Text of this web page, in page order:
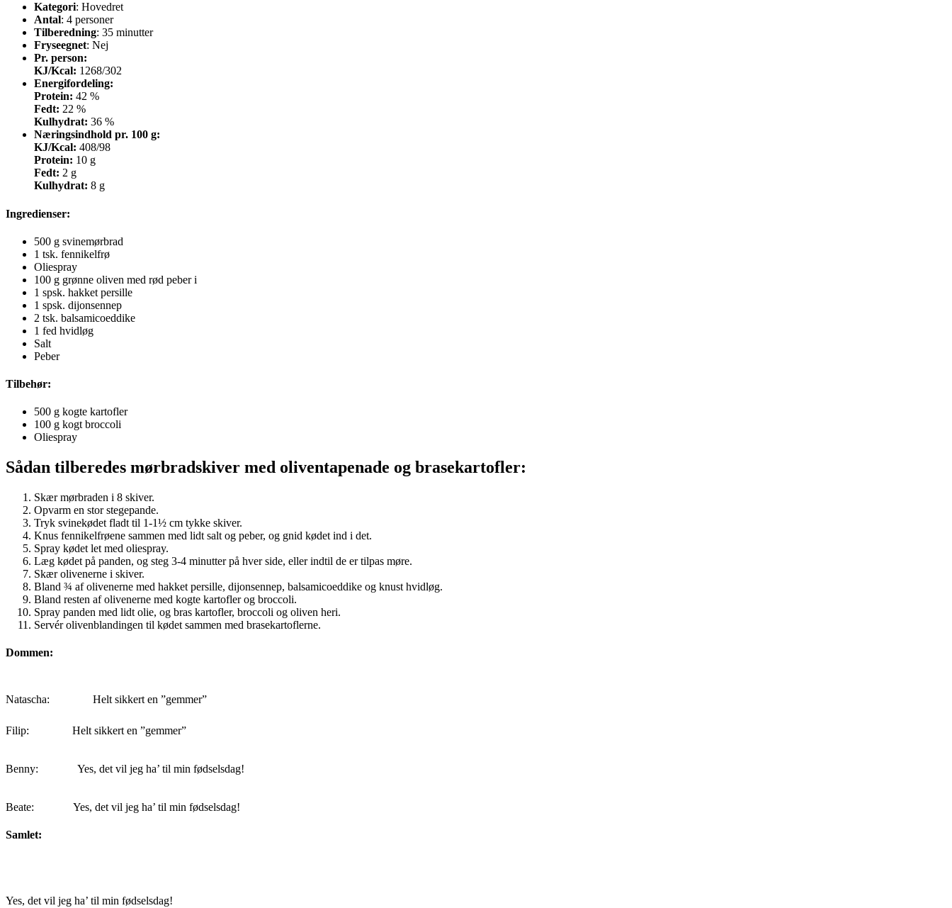
Kategori: Hovedret
Antal: 4 personer
Tilberedning: 35 minutter
Fryseegnet: Nej
Pr. person:
KJ/Kcal: 1268/302
Energifordeling:
Protein: 42 %
Fedt: 22 %
Kulhydrat: 36 %
Næringsindhold pr. 100 g:
KJ/Kcal: 408/98
Protein: 10 g
Fedt: 2 g
Kulhydrat: 8 g
Ingredienser:
500 g svinemørbrad
1 tsk. fennikelfrø
Oliespray
100 g grønne oliven med rød peber i
1 spsk. hakket persille
1 spsk. dijonsennep
2 tsk. balsamicoeddike
1 fed hvidløg
Salt
Peber
Tilbehør:
500 g kogte kartofler
100 g kogt broccoli
Oliespray
Sådan tilberedes mørbradskiver med oliventapenade og brasekartofler:
Skær mørbraden i 8 skiver.
Opvarm en stor stegepande.
Tryk svinekødet fladt til 1-1½ cm tykke skiver.
Knus fennikelfrøene sammen med lidt salt og peber, og gnid kødet ind i det.
Spray kødet let med oliespray.
Læg kødet på panden, og steg 3-4 minutter på hver side, eller indtil de er tilpas møre.
Skær olivenerne i skiver.
Bland ¾ af olivenerne med hakket persille, dijonsennep, balsamicoeddike og knust hvidløg.
Bland resten af olivenerne med kogte kartofler og broccoli.
Spray panden med lidt olie, og bras kartofler, broccoli og oliven heri.
Servér olivenblandingen til kødet sammen med brasekartoflerne.
Dommen:
Natascha: Helt sikkert en ”gemmer”
Filip: Helt sikkert en ”gemmer”
Benny: Yes, det vil jeg ha’ til min fødselsdag!
Beate: Yes, det vil jeg ha’ til min fødselsdag!
Samlet:
Yes, det vil jeg ha’ til min fødselsdag!